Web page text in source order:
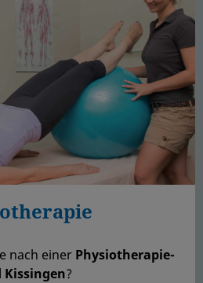
nach einer Physiotherapie-
Kissingen?